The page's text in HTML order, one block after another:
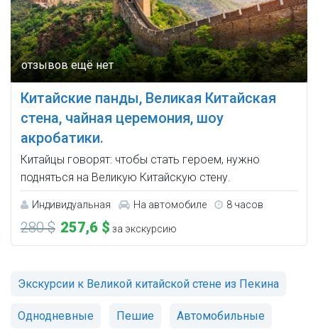
Китайские панды, Великая Китайская
стена, чайная церемония, шоу
акробатики.
Китайцы говорят: чтобы стать героем, нужно
подняться на Великую Китайскую стену.
Индивидуальная На автомобиле 8 часов
280 $ 257,6 $ за экскурсию
Экскурсии к Великой китайской стене из Пекина
Однодневные Пешие Автомобильные